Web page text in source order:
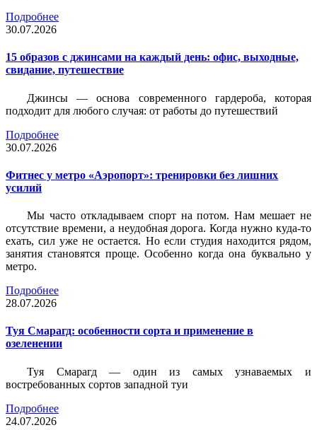
Подробнее
30.07.2026
15 образов с джинсами на каждый день: офис, выходные,
свидание, путешествие
Джинсы — основа современного гардероба, которая
подходит для любого случая: от работы до путешествий
Подробнее
30.07.2026
Фитнес у метро «Аэропорт»: тренировки без лишних
усилий
Мы часто откладываем спорт на потом. Нам мешает не
отсутствие времени, а неудобная дорога. Когда нужно куда-то
ехать, сил уже не остается. Но если студия находится рядом,
занятия становятся проще. Особенно когда она буквально у
метро.
Подробнее
28.07.2026
Туя Смарагд: особенности сорта и применение в
озеленении
Туя Смарагд — один из самых узнаваемых и
востребованных сортов западной туи
Подробнее
24.07.2026